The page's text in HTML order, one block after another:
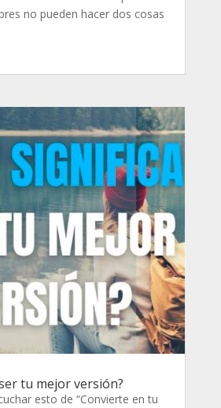
no pueden hacer dos cosas
tu mejor versión?
esto de “Convierte en tu